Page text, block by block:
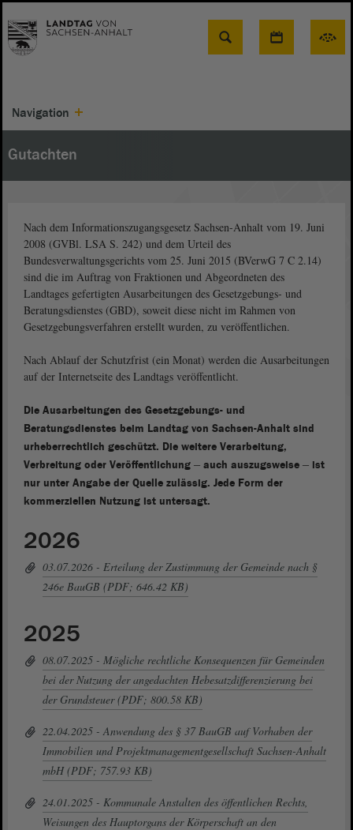
Suche
Navigation
Gutachten
Nach dem Informationszugangsgesetz Sachsen-Anhalt vom 19. Juni
2008 (GVBl. LSA S. 242) und dem Urteil des
Bundesverwaltungsgerichts vom 25. Juni 2015 (BVerwG 7 C 2.14)
sind die im Auftrag von Fraktionen und Abgeordneten des
Landtages gefertigten Ausarbeitungen des Gesetzgebungs- und
Beratungsdienstes (GBD), soweit diese nicht im Rahmen von
Gesetzgebungsverfahren erstellt wurden, zu veröffentlichen.
Nach Ablauf der Schutzfrist (ein Monat) werden die Ausarbeitungen
auf der Internetseite des Landtags veröffentlicht.
Die Ausarbeitungen des Gesetzgebungs- und
Beratungsdienstes beim Landtag von Sachsen-Anhalt sind
urheberrechtlich geschützt. Die weitere Verarbeitung,
Verbreitung oder Veröffentlichung – auch auszugsweise – ist
nur unter Angabe der Quelle zulässig. Jede Form der
kommerziellen Nutzung ist untersagt.
2026
03.07.2026 - Erteilung der Zustimmung der Gemeinde nach §
246e BauGB (PDF; 646.42 KB)
2025
08.07.2025 - Mögliche rechtliche Konsequenzen für Gemeinden
bei der Nutzung der angedachten Hebesatzdifferenzierung bei
der Grundsteuer (PDF; 800.58 KB)
22.04.2025 - Anwendung des § 37 BauGB auf Vorhaben der
Immobilien und Projektmanagementgesellschaft Sachsen-Anhalt
mbH (PDF; 757.93 KB)
24.01.2025 - Kommunale Anstalten des öffentlichen Rechts,
Weisungen des Hauptorgans der Körperschaft an den